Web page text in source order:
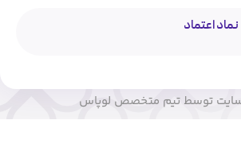
نماد اعتماد
توسط تیم متخصص لوپاس